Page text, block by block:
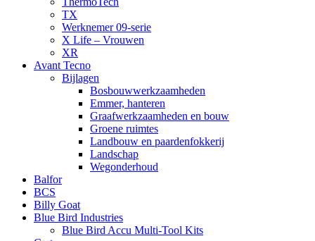
TX
Werknemer 09-serie
X Life – Vrouwen
XR
Avant Tecno
Bijlagen
Bosbouwwerkzaamheden
Emmer, hanteren
Graafwerkzaamheden en bouw
Groene ruimtes
Landbouw en paardenfokkerij
Landschap
Wegonderhoud
Balfor
BCS
Billy Goat
Blue Bird Industries
Blue Bird Accu Multi-Tool Kits